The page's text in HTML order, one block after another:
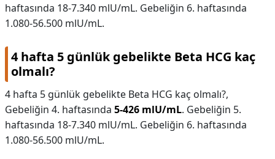
haftasında 18-7.340 mlU/mL. Gebeliğin 6. haftasında
1.080-56.500 mlU/mL.
4 hafta 5 günlük gebelikte Beta HCG kaç
olmalı?
4 hafta 5 günlük gebelikte Beta HCG kaç olmalı?,
Gebeliğin 4. haftasında 5-426 mlU/mL. Gebeliğin 5.
haftasında 18-7.340 mlU/mL. Gebeliğin 6. haftasında
1.080-56.500 mlU/mL.